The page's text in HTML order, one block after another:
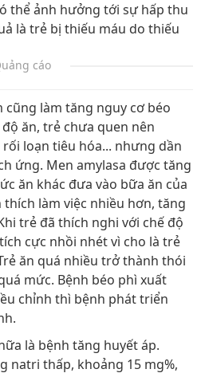
thể ảnh hưởng tới sự hấp thu
là trẻ bị thiếu máu do thiếu
cáo
cũng làm tăng nguy cơ béo
ăn, trẻ chưa quen nên
loạn tiêu hóa... nhưng dần
ứng. Men amylasa được tăng
ăn khác đưa vào bữa ăn của
làm việc nhiều hơn, tăng
trẻ đã thích nghi với chế độ
cực nhồi nhét vì cho là trẻ
ăn quá nhiều trở thành thói
mức. Bệnh béo phì xuất
chỉnh thì bệnh phát triển
là bệnh tăng huyết áp.
natri thấp, khoảng 15 mg%,